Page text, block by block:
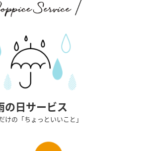
の日サービス
けの「ちょっといいこと」